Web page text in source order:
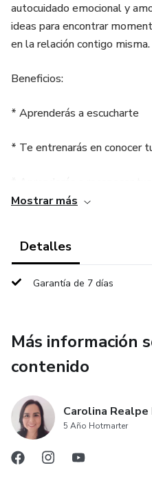
autocuidado emocional y
ideas para encontrar
en la relación contigo misma.
Beneficios:
* Aprenderás a escucharte
* Te entrenarás en conocer
* Adquirirás la base para el
adelante.
Mostrar más
Detalles
Garantía de 7 días
Más información
contenido
Carolina
5 Año Hotmarter